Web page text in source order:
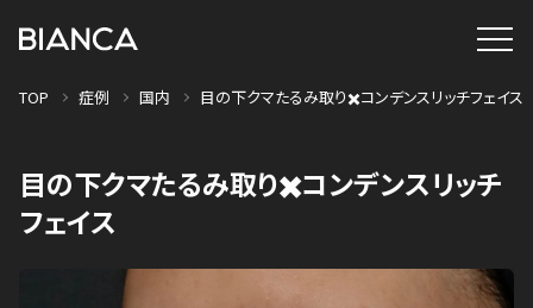
TOP 症例 国内 目の下クマたるみ取り✖️コンデンスリッチフェイス
目の下クマたるみ取り✖️コンデンスリッチ
フェイス